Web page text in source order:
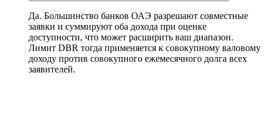
Да. Большинство банков ОАЭ разрешают совместные
заявки и суммируют оба дохода при оценке
доступности, что может расширить ваш диапазон.
Лимит DBR тогда применяется к совокупному валовому
доходу против совокупного ежемесячного долга всех
заявителей.